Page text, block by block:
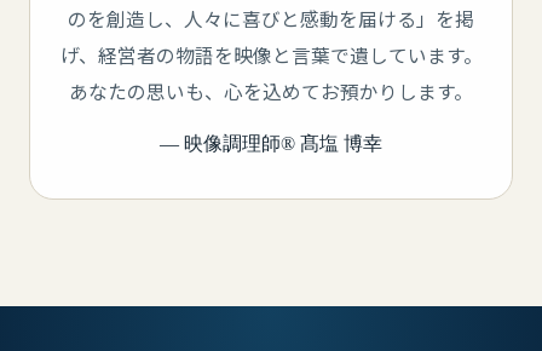
のを創造し、人々に喜びと感動を届ける」を掲
げ、経営者の物語を映像と言葉で遺しています。
あなたの思いも、心を込めてお預かりします。
— 映像調理師® 髙塩 博幸